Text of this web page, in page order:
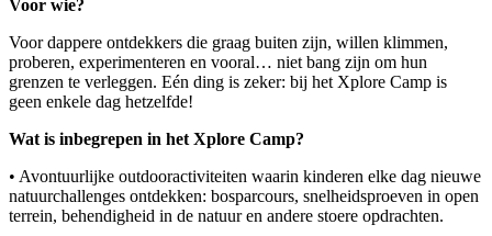
Voor wie?
Voor dappere ontdekkers die graag buiten zijn, willen klimmen,
proberen, experimenteren en vooral… niet bang zijn om hun
grenzen te verleggen. Eén ding is zeker: bij het Xplore Camp is
geen enkele dag hetzelfde!
Wat is inbegrepen in het Xplore Camp?
• Avontuurlijke outdooractiviteiten waarin kinderen elke dag nieuwe
natuurchallenges ontdekken: bosparcours, snelheidsproeven in open
terrein, behendigheid in de natuur en andere stoere opdrachten.